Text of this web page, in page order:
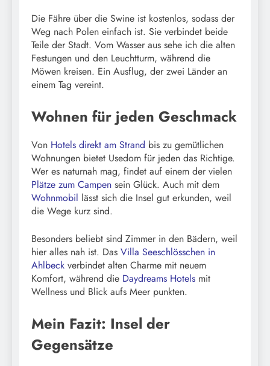
Die Fähre über die Swine ist kostenlos, sodass der
Weg nach Polen einfach ist. Sie verbindet beide
Teile der Stadt. Vom Wasser aus sehe ich die alten
Festungen und den Leuchtturm, während die
Möwen kreisen. Ein Ausflug, der zwei Länder an
einem Tag vereint.
Wohnen für jeden Geschmack
Von Hotels direkt am Strand bis zu gemütlichen
Wohnungen bietet Usedom für jeden das Richtige.
Wer es naturnah mag, findet auf einem der vielen
Plätze zum Campen sein Glück. Auch mit dem
Wohnmobil lässt sich die Insel gut erkunden, weil
die Wege kurz sind.
Besonders beliebt sind Zimmer in den Bädern, weil
hier alles nah ist. Das Villa Seeschlösschen in
Ahlbeck verbindet alten Charme mit neuem
Komfort, während die Daydreams Hotels mit
Wellness und Blick aufs Meer punkten.
Mein Fazit: Insel der
Gegensätze